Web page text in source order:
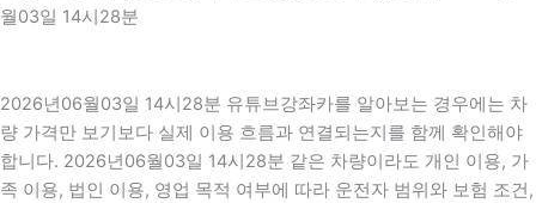
월03일 14시28분
2026년06월03일 14시28분 유튜브강좌카를 알아보는 경우에는 차
량 가격만 보기보다 실제 이용 흐름과 연결되는지를 함께 확인해야
합니다. 2026년06월03일 14시28분 같은 차량이라도 개인 이용, 가
족 이용, 법인 이용, 영업 목적 여부에 따라 운전자 범위와 보험 조건,